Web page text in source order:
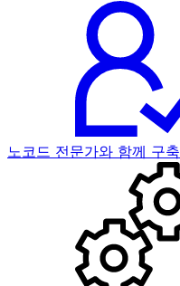
노코드 전문가와 함께 구축